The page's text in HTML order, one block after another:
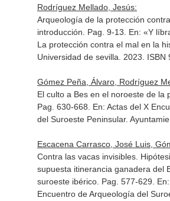
Rodríguez Mellado, Jesús:
Arqueología de la protección
introducción. Pag. 9-13. En: «Y
La protección contra el mal en la
Universidad de sevilla. 2023.
Gómez Peña, Álvaro, Rodríguez
El culto a Bes en el noroeste de la
Pag. 630-668. En: Actas del X
del Suroeste Peninsular.
Escacena Carrasco, José Luis,
Contra las vacas invisibles.
supuesta itinerancia ganadera del
suroeste ibérico. Pag. 577-629.
Encuentro de Arqueología del